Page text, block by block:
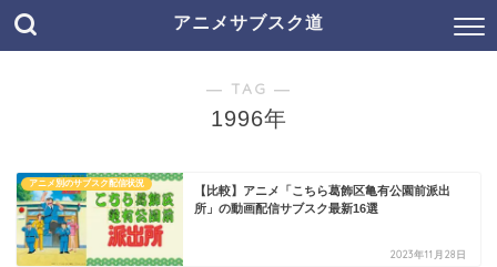
アニメサブスク道
― TAG ―
1996年
アニメ別のサブスク配信状況
【比較】アニメ「こちら葛飾区亀有公園前派出
所」の動画配信サブスク最新16選
2023年11月28日